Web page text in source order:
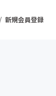
/ 新規会員登録